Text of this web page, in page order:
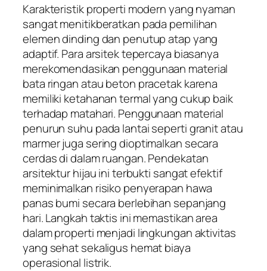
Karakteristik properti modern yang nyaman
sangat menitikberatkan pada pemilihan
elemen dinding dan penutup atap yang
adaptif. Para arsitek tepercaya biasanya
merekomendasikan penggunaan material
bata ringan atau beton pracetak karena
memiliki ketahanan termal yang cukup baik
terhadap matahari. Penggunaan material
penurun suhu pada lantai seperti granit atau
marmer juga sering dioptimalkan secara
cerdas di dalam ruangan. Pendekatan
arsitektur hijau ini terbukti sangat efektif
meminimalkan risiko penyerapan hawa
panas bumi secara berlebihan sepanjang
hari. Langkah taktis ini memastikan area
dalam properti menjadi lingkungan aktivitas
yang sehat sekaligus hemat biaya
operasional listrik.